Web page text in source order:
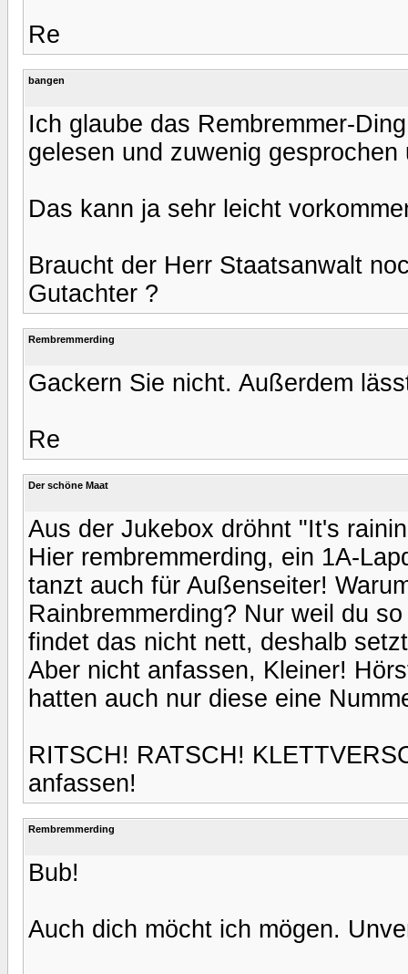
Re
bangen
Ich glaube das Rembremmer-
gelesen und zuwenig gesprochen
Das kann ja sehr leicht
Braucht der Herr Staatsanwalt
Gutachter ?
Rembremmerding
Gackern Sie nicht. Außerdem
Re
Der schöne Maat
Aus der Jukebox dröhnt "It's
Hier rembremmerding, ein 1A-
tanzt auch für Außenseiter!
Rainbremmerding? Nur weil du
findet das nicht nett, deshalb
Aber nicht anfassen, Kleiner!
hatten auch nur diese eine
RITSCH! RATSCH!
anfassen!
Rembremmerding
Bub!
Auch dich möcht ich mögen.